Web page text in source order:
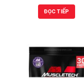
ĐỌC TIẾP